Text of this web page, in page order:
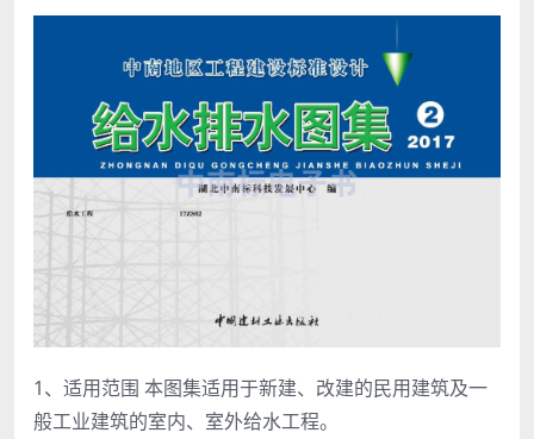
1、适用范围 本图集适用于新建、改建的民用建筑及一
般工业建筑的室内、室外给水工程。